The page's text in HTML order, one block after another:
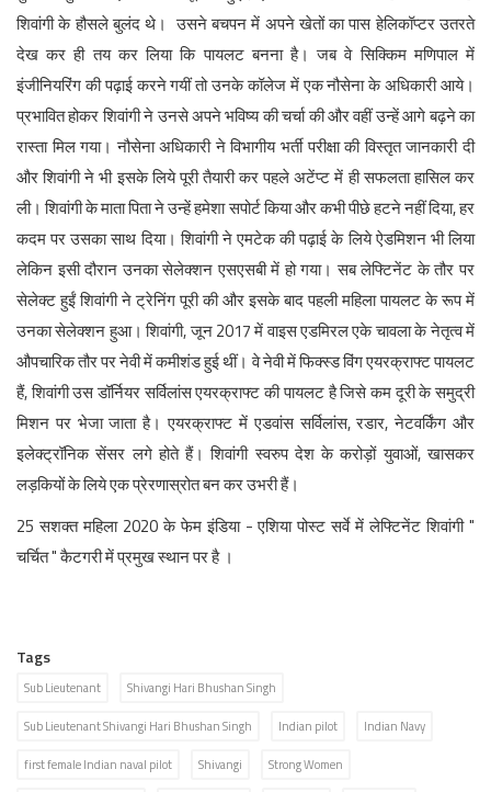
शिवांगी के हौसले बुलंद थे। उसने बचपन में अपने खेतों का पास हेलिकॉप्टर उतरते
देख कर ही तय कर लिया कि पायलट बनना है। जब वे सिक्किम मणिपाल में
इंजीनियरिंग की पढ़ाई करने गयीं तो उनके कॉलेज में एक नौसेना के अधिकारी आये।
प्रभावित होकर शिवांगी ने उनसे अपने भविष्य की चर्चा की और वहीं उन्हें आगे बढ़ने का
रास्ता मिल गया। नौसेना अधिकारी ने विभागीय भर्ती परीक्षा की विस्तृत जानकारी दी
और शिवांगी ने भी इसके लिये पूरी तैयारी कर पहले अटेंप्ट में ही सफलता हासिल कर
ली। शिवांगी के माता पिता ने उन्हें हमेशा सपोर्ट किया और कभी पीछे हटने नहीं दिया, हर
कदम पर उसका साथ दिया। शिवांगी ने एमटेक की पढ़ाई के लिये ऐडमिशन भी लिया
लेकिन इसी दौरान उनका सेलेक्‍शन एसएसबी में हो गया। सब लेफ्टिनेंट के तौर पर
सेलेक्‍ट हुईं शिवांगी ने ट्रेनिंग पूरी की और इसके बाद पहली महिला पायलट के रूप में
उनका सेलेक्‍शन हुआ। शिवांगी, जून 2017 में वाइस एडमिरल एके चावला के नेतृत्‍व में
औपचारिक तौर पर नेवी में कमीशंड हुई थीं। वे नेवी में फिक्‍स्‍ड विंग एयरक्राफ्ट पायलट
हैं, शिवांगी उस डॉर्नियर सर्विलांस एयरक्राफ्ट की पायलट है जिसे कम दूरी के समुद्री
मिशन पर भेजा जाता है। एयरक्राफ्ट में एडवांस सर्विलांस, रडार, नेटवर्किंग और
इलेक्ट्रॉनिक सेंसर लगे होते हैं। शिवांगी स्वरुप देश के करोड़ों युवाओं, खासकर
लड़कियों के लिये एक प्रेरणास्रोत बन कर उभरी हैं।‌
25 सशक्त महिला 2020 के फेम इंडिया - एशिया पोस्ट सर्वे में लेफ्टिनेंट शिवांगी "
चर्चित " कैटगरी में प्रमुख स्थान पर है ।
Tags
Sub Lieutenant Shivangi Hari Bhushan Singh
Sub Lieutenant Shivangi Hari Bhushan Singh Indian pilot Indian Navy
first female Indian naval pilot Shivangi Strong Women